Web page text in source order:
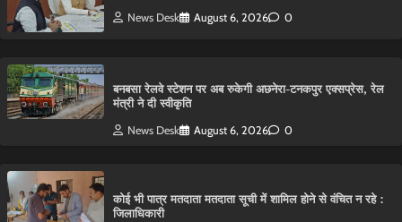
News Desk August 6, 2026 0
बनबसा रेलवे स्टेशन पर अब रुकेगी अछनेरा-टनकपुर एक्सप्रेस, रेल
मंत्री ने दी स्वीकृति
News Desk August 6, 2026 0
कोई भी पात्र मतदाता मतदाता सूची में शामिल होने से वंचित न रहे :
जिलाधिकारी